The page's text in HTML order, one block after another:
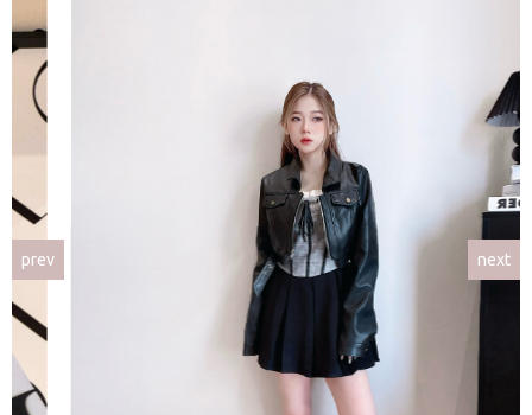
prev next